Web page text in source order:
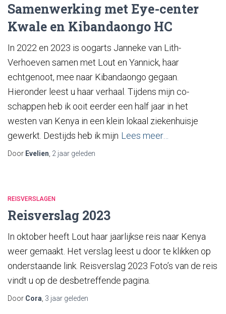
Samenwerking met Eye-center
Kwale en Kibandaongo HC
In 2022 en 2023 is oogarts Janneke van Lith-
Verhoeven samen met Lout en Yannick, haar
echtgenoot, mee naar Kibandaongo gegaan.
Hieronder leest u haar verhaal. Tijdens mijn co-
schappen heb ik ooit eerder een half jaar in het
westen van Kenya in een klein lokaal ziekenhuisje
gewerkt. Destijds heb ik mijn Lees meer…
Door Evelien 2 jaar geleden
REISVERSLAGEN
Reisverslag 2023
In oktober heeft Lout haar jaarlijkse reis naar Kenya
weer gemaakt. Het verslag leest u door te klikken op
onderstaande link. Reisverslag 2023 Foto’s van de reis
vindt u op de desbetreffende pagina.
Door Cora 3 jaar geleden